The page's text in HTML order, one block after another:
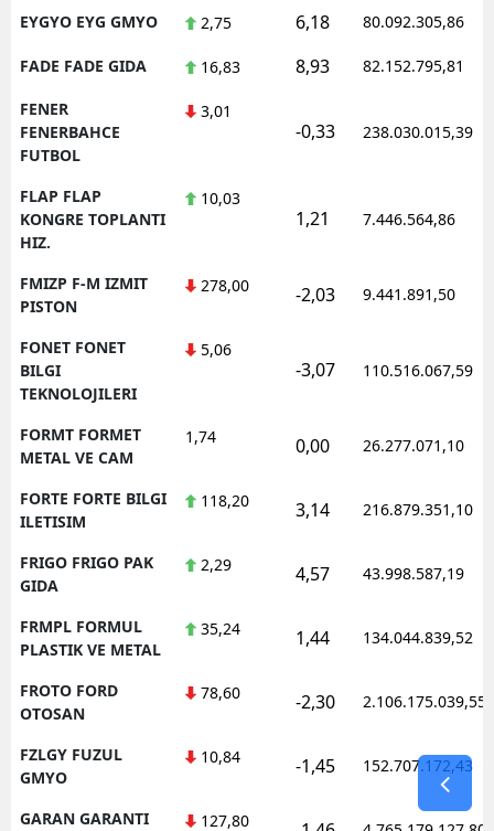
EYGYO EYG GMYO 2,75 6,18 80.092.305,86
FADE FADE GIDA 16,83 8,93 82.152.795,81
FENER
FENERBAHCE
FUTBOL
3,01
-0,33 238.030.015,39
FLAP FLAP
KONGRE TOPLANTI
HIZ.
10,03
1,21 7.446.564,86
FMIZP F-M IZMIT
PISTON
278,00 -2,03 9.441.891,50
FONET FONET
BILGI
TEKNOLOJILERI
5,06
-3,07 110.516.067,59
FORMT FORMET
METAL VE CAM
1,74 0,00 26.277.071,10
FORTE FORTE BILGI
ILETISIM
118,20 3,14 216.879.351,10
FRIGO FRIGO PAK
GIDA
2,29 4,57 43.998.587,19
FRMPL FORMUL
PLASTIK VE METAL
35,24 1,44 134.044.839,52
FROTO FORD
OTOSAN
78,60 -2,30 2.106.175.039,55
FZLGY FUZUL
GMYO
10,84 -1,45 152.707.172,43
GARAN GARANTI
127,80